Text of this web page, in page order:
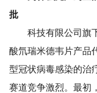
批
科技有限公司旗下
酸氘瑞米德韦片产品
型冠状病毒感染的治
赛道竞争激烈。最初